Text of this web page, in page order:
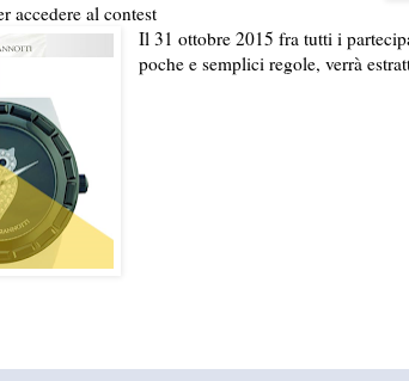
accedere al contest
Il 31 ottobre 2015 fra tutti i
poche e semplici regole, verrà